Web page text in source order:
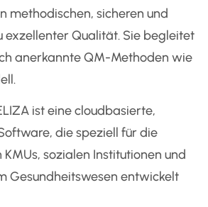
methodischen, sicheren und
exzellenter Qualität. Sie begleitet
anerkannte QM-Methoden wie
ist eine cloudbasierte,
die speziell für die
KMUs, sozialen Institutionen und
Gesundheitswesen entwickelt